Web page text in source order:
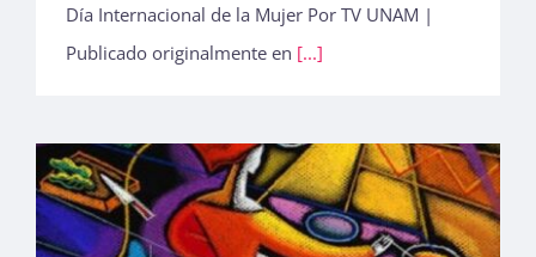
Día Internacional de la Mujer Por TV UNAM |
Publicado originalmente en [...]